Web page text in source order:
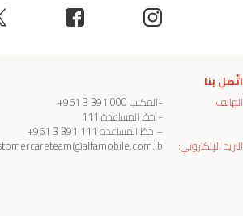
اتّصل بنا
الهاتف:
-المكتب000 391 3 961+
- خطّ المساعدة 111
– خطّ المساعدة111 391 3 961+
البريد الإلكتروني: